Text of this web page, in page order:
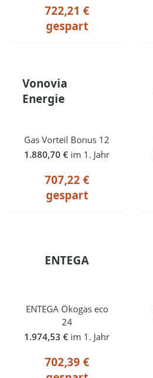
722,21 €
gespart
Vonovia
Energie
Gas Vorteil Bonus 12
1.880,70 € im 1. Jahr
707,22 €
gespart
ENTEGA
ENTEGA Ökogas eco
24
1.974,53 € im 1. Jahr
702,39 €